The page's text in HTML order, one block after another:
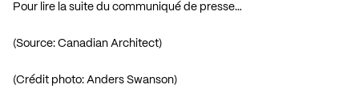
Pour lire la suite du communiqué de presse…
(Source: Canadian Architect)
(Crédit photo: Anders Swanson)